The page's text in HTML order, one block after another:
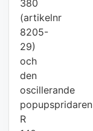
380
(artikelnr
8205-
29)
och
den
oscillerande
popupspridaren
R